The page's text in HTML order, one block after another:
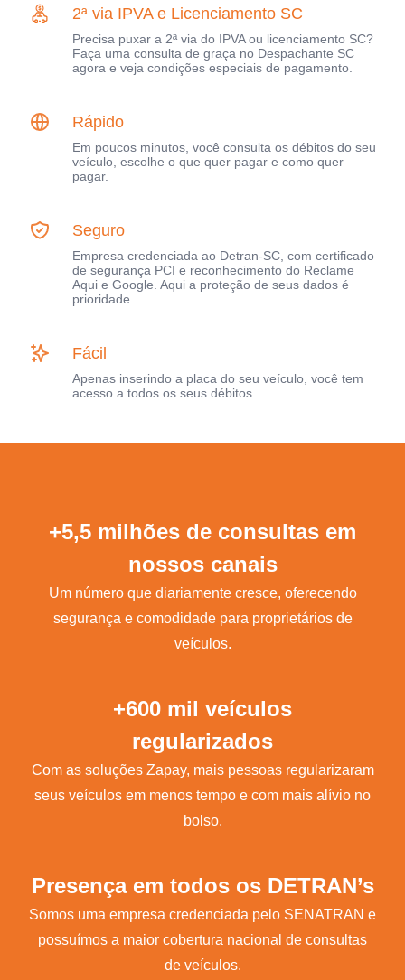
2ª via IPVA e Licenciamento SC
Precisa puxar a 2ª via do IPVA ou licenciamento SC?
Faça uma consulta de graça no Despachante SC
agora e veja condições especiais de pagamento.
Rápido
Em poucos minutos, você consulta os débitos do seu
veículo, escolhe o que quer pagar e como quer
pagar.
Seguro
Empresa credenciada ao Detran-SC, com certificado
de segurança PCI e reconhecimento do Reclame
Aqui e Google. Aqui a proteção de seus dados é
prioridade.
Fácil
Apenas inserindo a placa do seu veículo, você tem
acesso a todos os seus débitos.
+5,5 milhões de consultas em
nossos canais
Um número que diariamente cresce, oferecendo
segurança e comodidade para proprietários de
veículos.
+600 mil veículos
regularizados
Com as soluções Zapay, mais pessoas regularizaram
seus veículos em menos tempo e com mais alívio no
bolso.
Presença em todos os DETRAN’s
Somos uma empresa credenciada pelo SENATRAN e
possuímos a maior cobertura nacional de consultas
de veículos.